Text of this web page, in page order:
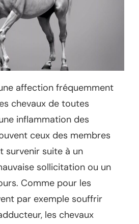
affection fréquemment
chevaux de toutes
inflammation des
ceux des membres
survenir suite à un
sollicitation ou un
Comme pour les
par exemple souffrir
les chevaux